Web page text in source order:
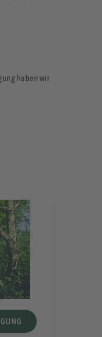
haben wir